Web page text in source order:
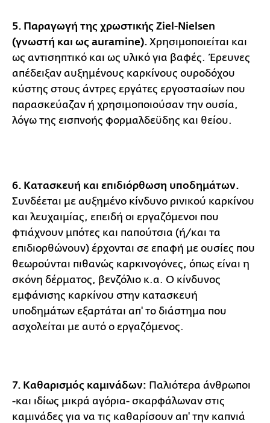
5. Παραγωγή της χρωστικής Ziel-Nielsen
(γνωστή και ως auramine). Χρησιμοποιείται και
ως αντισηπτικό και ως υλικό για βαφές. Έρευνες
απέδειξαν αυξημένους καρκίνους ουροδόχου
κύστης στους άντρες εργάτες εργοστασίων που
παρασκεύαζαν ή χρησιμοποιούσαν την ουσία,
λόγω της εισπνοής φορμαλδεϋδης και θείου.
6. Κατασκευή και επιδιόρθωση υποδημάτων.
Συνδέεται με αυξημένο κίνδυνο ρινικού καρκίνου
και λευχαιμίας, επειδή οι εργαζόμενοι που
φτιάχνουν μπότες και παπούτσια (ή/και τα
επιδιορθώνουν) έρχονται σε επαφή με ουσίες που
θεωρούνται πιθανώς καρκινογόνες, όπως είναι η
σκόνη δέρματος, βενζόλιο κ.α. Ο κίνδυνος
εμφάνισης καρκίνου στην κατασκευή
υποδημάτων εξαρτάται απ' το διάστημα που
ασχολείται με αυτό ο εργαζόμενος.
7. Καθαρισμός καμινάδων: Παλιότερα άνθρωποι
-και ιδίως μικρά αγόρια- σκαρφάλωναν στις
καμινάδες για να τις καθαρίσουν απ' την καπνιά